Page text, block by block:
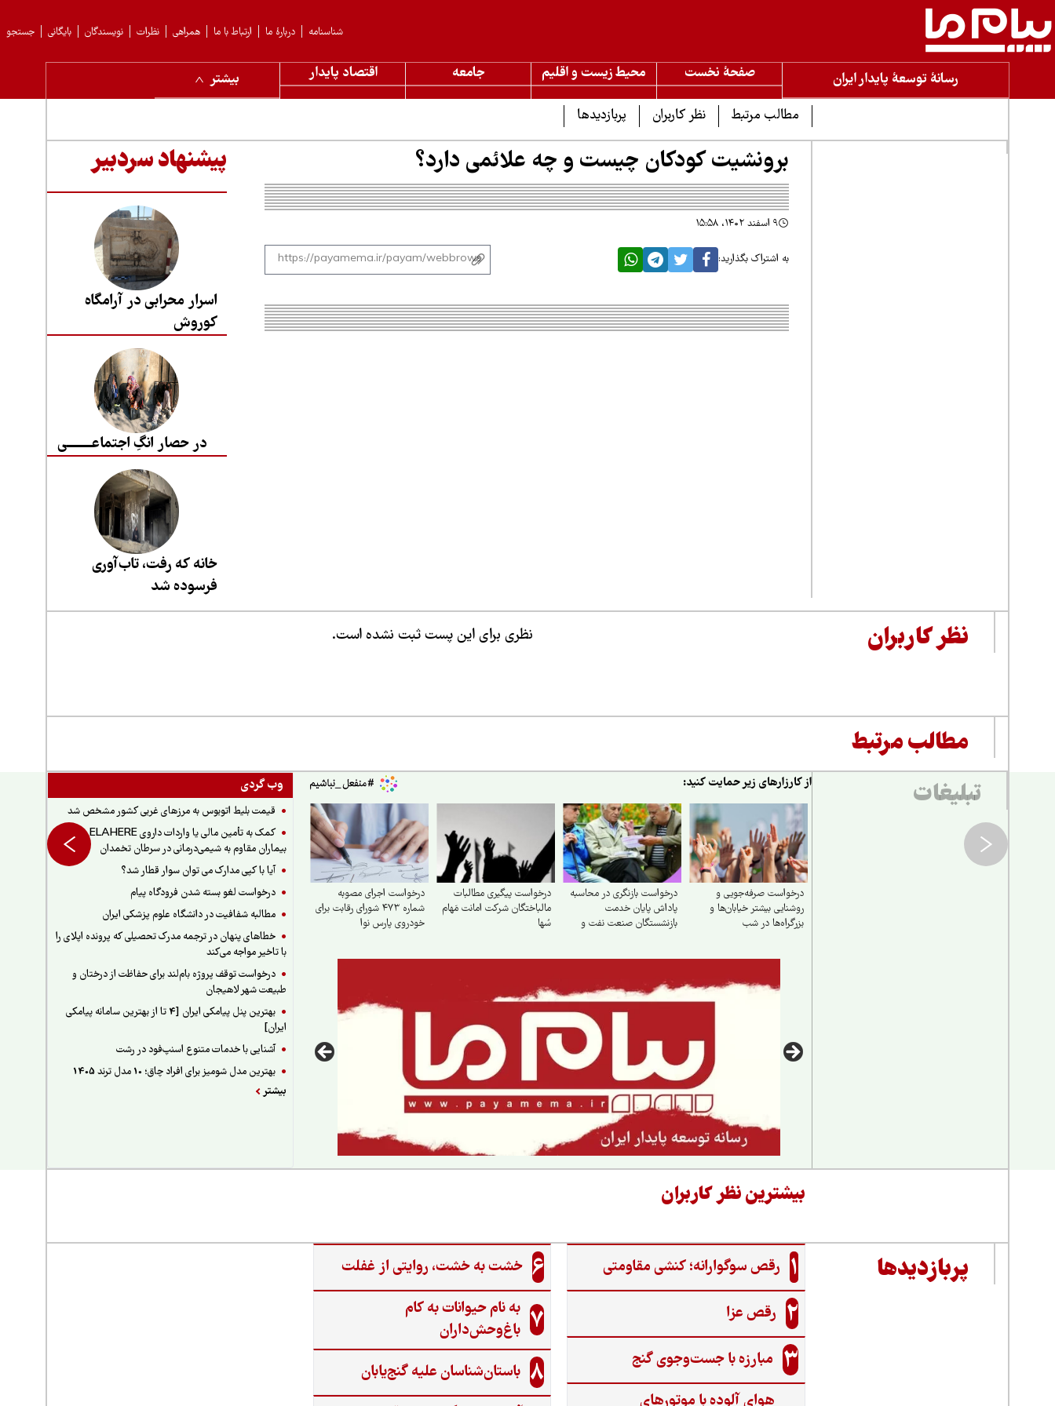
جستجو بایگانی نویسندگان نظرات همراهی ارتباط با ما دربارهٔ ما شناسنامه
رسانۀ توسعۀ پایدار ایران صفحۀ نخست محیط زیست و اقلیم جامعه اقتصاد پایدار
بیشتر
مطالب مرتبط
نظر کاربران پربازدیدها
برونشیت کودکان چیست و چه علائمی دارد؟
۹ اسفند ۱۴۰۲، ۱۵:۵۸
به اشتراک بگذارید:
پیشنهاد سردبیر
اسرار محرابی در آرامگاه
کوروش
در حصار انگِ اجتماعــــــــی
خانه که رفت، تاب‌آوری
فرسوده شد
نظر کاربران نظری برای این پست ثبت نشده است.
مطالب مرتبط
تبلیغات
وب گردی
قیمت بلیط اتوبوس به مرزهای غربی کشور مشخص شد
کمک به تأمین مالی یا واردات داروی ELAHERE برای
بیماران مقاوم به شیمی‌درمانی در سرطان تخمدان
آیا با کپی مدارک می توان سوار قطار شد؟
درخواست لغو بسته شدن فرودگاه پیام
مطالبه شفافیت در دانشگاه علوم پزشکی ایران
خطاهای پنهان در ترجمه مدرک تحصیلی که پرونده اپلای را
با تاخیر مواجه می‌کند
درخواست توقف پروژه بام‌لند برای حفاظت از درختان و
طبیعت شهر لاهیجان
بهترین پنل پیامکی ایران [4 تا از بهترین سامانه پیامکی
ایران]
آشنایی با خدمات متنوع اسنپ‌فود در رشت
بهترین مدل شومیز برای افراد چاق؛ 10 مدل ترند 1405
بیشتر
از کارزارهای زیر حمایت کنید:
درخواست صرفه‌جویی و
روشنایی بیشتر خیابان‌ها و
بزرگراه‌ها در شب
درخواست بازنگری در محاسبه
پاداش پایان خدمت
بازنشستگان صنعت نفت و
درخواست پیگیری مطالبات
مالباختگان شرکت امانت مَهام
سُها
درخواست اجرای مصوبه
شماره ۴۷۳ شورای رقابت برای
خودروی پارس نوا
بیشترین نظر کاربران
پربازدیدها 1 رقص سوگوارانه؛ کنشی مقاومتی
2 رقص عزا
3 مبارزه با جست‌وجوی گنج‌
هوای آلوده با موتورهای
6 خشت به خشت، روایتی از غفلت
7 به نام حیوانات به کام
باغ‌وحش‌داران
8 باستان‌شناسان علیه گنج‌یابان